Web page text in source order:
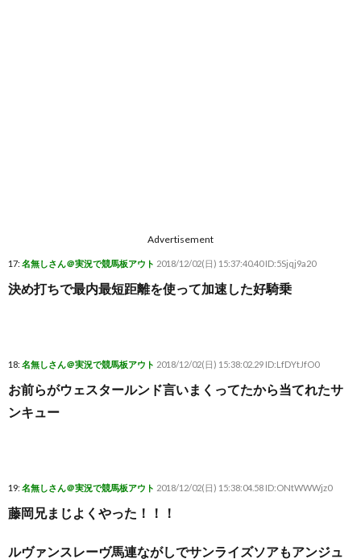
Advertisement
17: 名無しさん＠実況で競馬板アウト 2018/12/02(日) 15:37:40.40 ID:5Sjqj9a20
決め打ちで最内最短距離を使って加速した好騎乗
18: 名無しさん＠実況で競馬板アウト 2018/12/02(日) 15:38:02.29 ID:LfDYtJfO0
お前らがウェスタールンド言いまくってたから当てれたサ
ンキュー
19: 名無しさん＠実況で競馬板アウト 2018/12/02(日) 15:38:04.58 ID:ONtWWWjz0
藤岡兄まじよくやった！！！
ルヴァンスレーヴ馬連ながしでサンライズソアもアンジュ